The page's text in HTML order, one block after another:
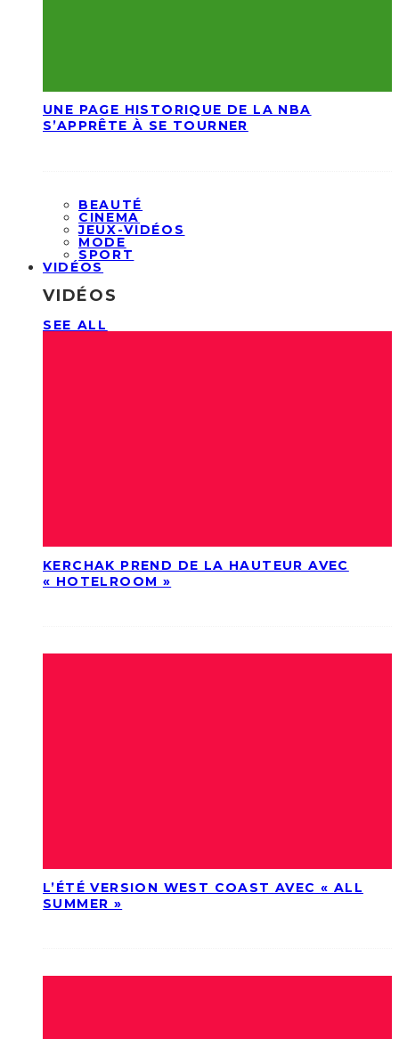
UNE PAGE HISTORIQUE DE LA NBA
S’APPRÊTE À SE TOURNER
BEAUTÉ
CINEMA
JEUX-VIDÉOS
MODE
SPORT
VIDÉOS
VIDÉOS
SEE ALL
KERCHAK PREND DE LA HAUTEUR AVEC
« HOTELROOM »
L’ÉTÉ VERSION WEST COAST AVEC « ALL
SUMMER »